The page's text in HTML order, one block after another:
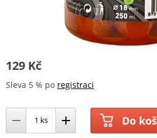
129 Kč
Sleva 5 % po registraci
Do